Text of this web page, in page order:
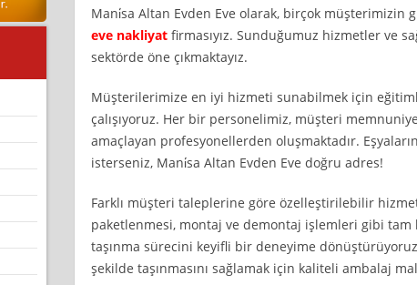
Mani̇sa Altan Evden Eve olarak, birçok müşterimizin
eve nakliyatfirmasıyız. Sunduğumuz hizmetler ve
sektörde öne çıkmaktayız.
Müşterilerimize en iyi hizmeti sunabilmek için
çalışıyoruz. Her bir personelimiz, müşteri
amaçlayan profesyonellerden oluşmaktadır.
isterseniz, Mani̇sa Altan Evden Eve doğru adres!
Farklı müşteri taleplerine göre özelleştirilebilir
paketlenmesi, montaj ve demontaj işlemleri gibi tam
taşınma sürecini keyifli bir deneyime
şekilde taşınmasını sağlamak için kaliteli ambalaj